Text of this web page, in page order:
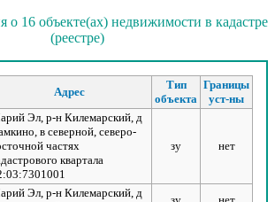
о 16 объекте(ах) недвижимости в кадастре
(реестре)
Адрес
Тип
объекта
Границы
уст-ны
Эл, р-н Килемарский, д
в северной, северо-
частях
квартала
зу нет
Эл, р-н Килемарский, д